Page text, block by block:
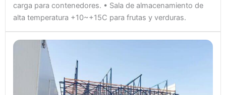
carga para contenedores. • Sala de almacenamiento de
alta temperatura +10~+15C para frutas y verduras.